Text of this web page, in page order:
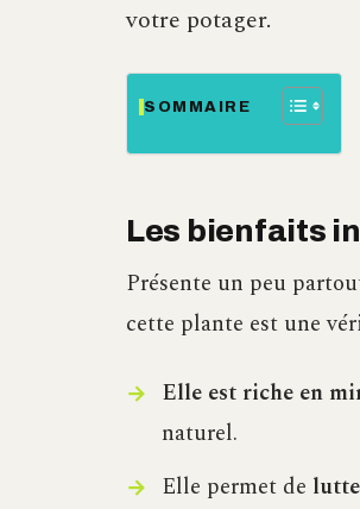
votre potager.
SOMMAIRE
Les bienfaits
Présente un peu
cette plante est une
Elle est riche en
naturel.
Elle permet de